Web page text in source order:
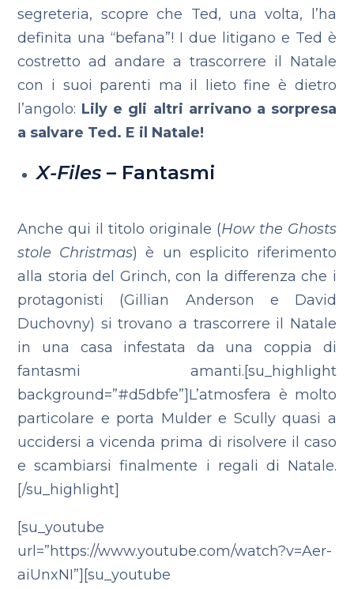
segreteria, scopre che Ted, una volta, l’ha
definita una “befana”! I due litigano e Ted è
costretto ad andare a trascorrere il Natale
con i suoi parenti ma il lieto fine è dietro
l’angolo: Lily e gli altri arrivano a sorpresa
a salvare Ted. E il Natale!
X-Files– Fantasmi
Anche qui il titolo originale (How the Ghosts
stole Christmas) è un esplicito riferimento
alla storia del Grinch, con la differenza che i
protagonisti (Gillian Anderson e David
Duchovny) si trovano a trascorrere il Natale
in una casa infestata da una coppia di
fantasmi amanti.[su_highlight
background=”#d5dbfe”]L’atmosfera è molto
particolare e porta Mulder e Scully quasi a
uccidersi a vicenda prima di risolvere il caso
e scambiarsi finalmente i regali di Natale.
[/su_highlight]
[su_youtube
url=”https://www.youtube.com/watch?v=Aer-
aiUnxNI”][su_youtube